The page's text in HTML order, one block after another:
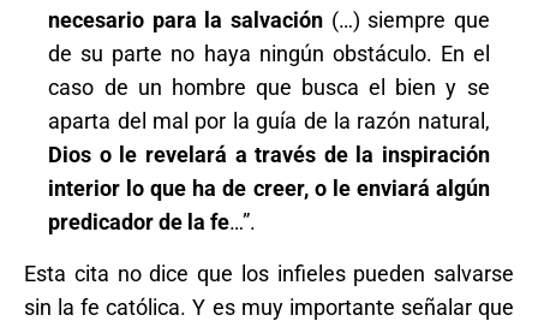
necesario para la salvación (…) siempre que
de su parte no haya ningún obstáculo. En el
caso de un hombre que busca el bien y se
aparta del mal por la guía de la razón natural,
Dios o le revelará a través de la inspiración
interior lo que ha de creer, o le enviará algún
predicador de la fe…”.
Esta cita no dice que los infieles pueden salvarse
sin la fe católica. Y es muy importante señalar que